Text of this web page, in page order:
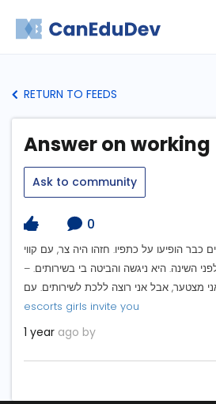
RETURN TO FEEDS
Answer on working
Ask to community
0
כבר הופיעו על כתפיו. חזהו היה צר, עם קווי
השינה. היא ניגשה והביטה בי בשירותים. –
escorts girls invite you
1 year ago by